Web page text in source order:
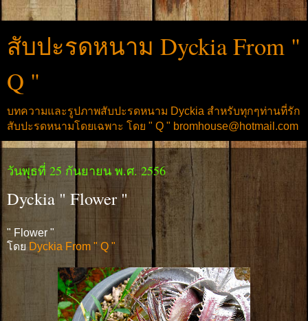
สับปะรดหนาม Dyckia From "
Q "
บทความและรูปภาพสับปะรดหนาม Dyckia สำหรับทุกๆท่านที่รัก
สับปะรดหนามโดยเฉพาะ โดย " Q " bromhouse@hotmail.com
วันพุธที่ 25 กันยายน พ.ศ. 2556
Dyckia " Flower "
" Flower "
โดย Dyckia From " Q "